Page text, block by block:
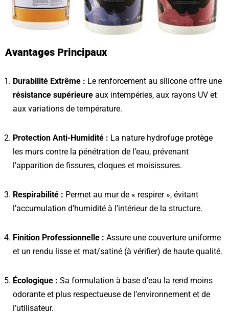
Avantages Principaux
Durabilité Extrême : Le renforcement au silicone offre une
résistance supérieure aux intempéries, aux rayons UV et
aux variations de température.
Protection Anti-Humidité : La nature hydrofuge protège
les murs contre la pénétration de l’eau, prévenant
l’apparition de fissures, cloques et moisissures.
Respirabilité : Permet au mur de « respirer », évitant
l’accumulation d’humidité à l’intérieur de la structure.
Finition Professionnelle : Assure une couverture uniforme
et un rendu lisse et mat/satiné (à vérifier) de haute qualité.
Écologique : Sa formulation à base d’eau la rend moins
odorante et plus respectueuse de l’environnement et de
l’utilisateur.